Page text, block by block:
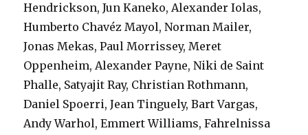
Hendrickson, Jun Kaneko, Alexander Iolas,
Humberto Chavéz Mayol, Norman Mailer,
Jonas Mekas, Paul Morrissey, Meret
Oppenheim, Alexander Payne, Niki de Saint
Phalle, Satyajit Ray, Christian Rothmann,
Daniel Spoerri, Jean Tinguely, Bart Vargas,
Andy Warhol, Emmert Williams, Fahrelnissa